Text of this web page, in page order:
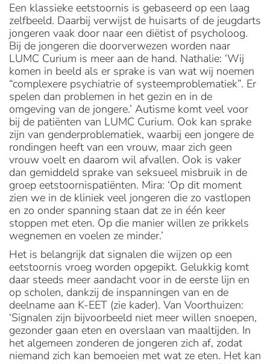
Een klassieke eetstoornis is gebaseerd op een laag
zelfbeeld. Daarbij verwijst de huisarts of de jeugdarts
jongeren vaak door naar een diëtist of psycholoog.
Bij de jongeren die doorverwezen worden naar
LUMC Curium is meer aan de hand. Nathalie: ‘Wij
komen in beeld als er sprake is van wat wij noemen
“complexere psychiatrie of systeemproblematiek”. Er
spelen dan problemen in het gezin en in de
omgeving van de jongere.’ Autisme komt veel voor
bij de patiënten van LUMC Curium. Ook kan sprake
zijn van genderproblematiek, waarbij een jongere de
rondingen heeft van een vrouw, maar zich geen
vrouw voelt en daarom wil afvallen. Ook is vaker
dan gemiddeld sprake van seksueel misbruik in de
groep eetstoornispatiënten. Mira: ‘Op dit moment
zien we in de kliniek veel jongeren die zo vastlopen
en zo onder spanning staan dat ze in één keer
stoppen met eten. Op die manier willen ze prikkels
wegnemen en voelen ze minder.’
Het is belangrijk dat signalen die wijzen op een
eetstoornis vroeg worden opgepikt. Gelukkig komt
daar steeds meer aandacht voor in de eerste lijn en
op scholen, dankzij de inspanningen van en de
deelname aan K-EET (zie kader). Van Voorthuizen:
‘Signalen zijn bijvoorbeeld niet meer willen snoepen,
gezonder gaan eten en overslaan van maaltijden. In
het algemeen zonderen de jongeren zich af, zodat
niemand zich kan bemoeien met wat ze eten. Het kan